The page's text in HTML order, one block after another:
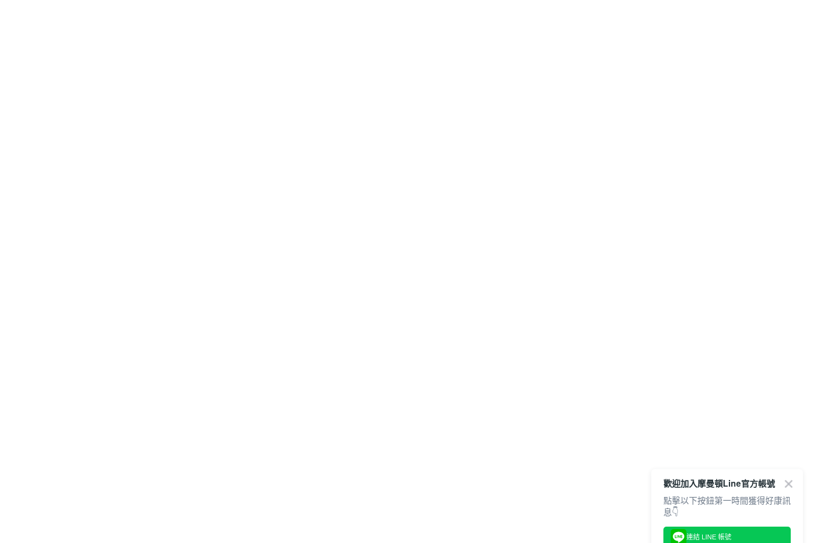
歡迎加入摩曼頓Line官方帳號
點擊以下按鈕第一時間獲得好康訊
息👇
連結 LINE 帳號